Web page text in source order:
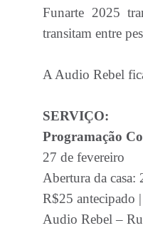
Funarte 2025
transitam entre
A Audio Rebel
SERVIÇO:
Programação
27 de fevereiro
Abertura da
R$25 antecipado
Audio Rebel –